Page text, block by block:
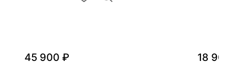
45 900 ₽ 18